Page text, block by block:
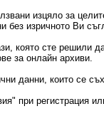
изцяло за
без изричното Ви
която сте решили
за онлайн архиви.
данни, които се
при